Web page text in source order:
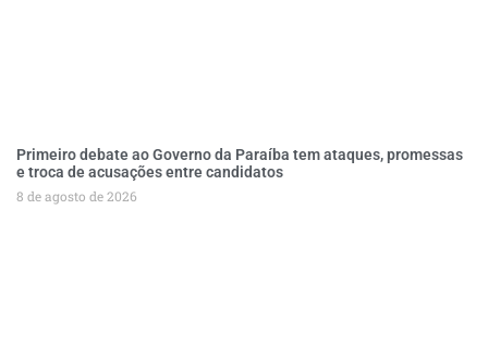
Primeiro debate ao Governo da Paraíba tem ataques, promessas
e troca de acusações entre candidatos
8 de agosto de 2026